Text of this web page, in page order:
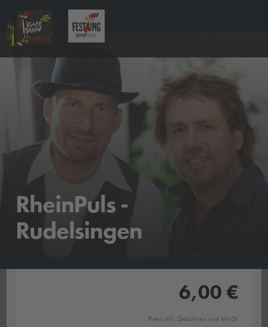
RheinPuls -
Rudelsingen
6,00 €
Preis inkl. Gebühren und MwSt.